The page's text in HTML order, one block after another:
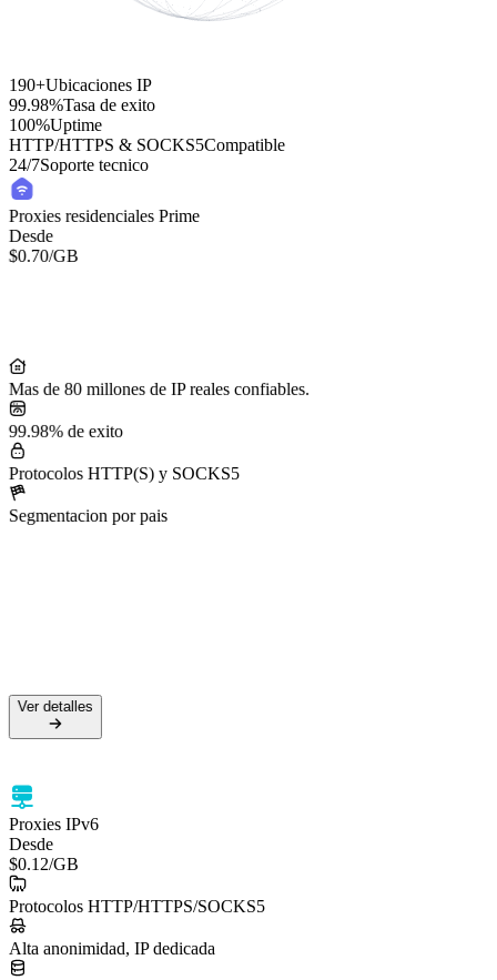
190+Ubicaciones IP
99.98%Tasa de exito
100%Uptime
HTTP/HTTPS & SOCKS5Compatible
24/7Soporte tecnico
Proxies residenciales Prime
Desde
$0.70/GB
Mas de 80 millones de IP reales confiables.
99.98% de exito
Protocolos HTTP(S) y SOCKS5
Segmentacion por pais
Ver detalles
Proxies IPv6
Desde
$0.12/GB
Protocolos HTTP/HTTPS/SOCKS5
Alta anonimidad, IP dedicada